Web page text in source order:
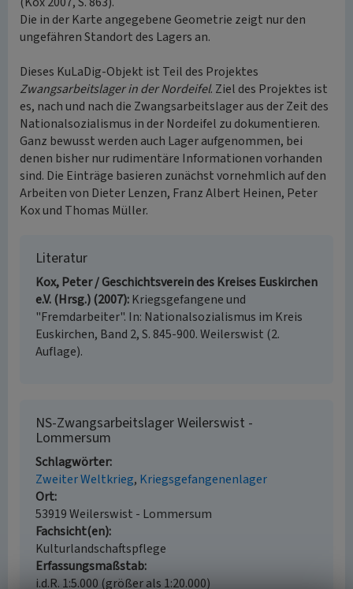
Die in der Karte angegebene Geometrie zeigt nur den
ungefähren Standort des Lagers an.
Dieses KuLaDig-Objekt ist Teil des Projektes
Zwangsarbeitslager in der Nordeifel. Ziel des Projektes ist
es, nach und nach die Zwangsarbeitslager aus der Zeit des
Nationalsozialismus in der Nordeifel zu dokumentieren.
Ganz bewusst werden auch Lager aufgenommen, bei
denen bisher nur rudimentäre Informationen vorhanden
sind. Die Einträge basieren zunächst vornehmlich auf den
Arbeiten von Dieter Lenzen, Franz Albert Heinen, Peter
Kox und Thomas Müller.
Literatur
Kox, Peter / Geschichtsverein des Kreises Euskirchen
e.V. (Hrsg.) (2007) Kriegsgefangene und
"Fremdarbeiter". In: Nationalsozialismus im Kreis
Euskirchen, Band 2, S. 845-900. Weilerswist (2.
Auflage).
NS-Zwangsarbeitslager Weilerswist -
Lommersum
Schlagwörter
Zweiter Weltkrieg Kriegsgefangenenlager
Ort
53919 Weilerswist - Lommersum
Fachsicht(en)
Kulturlandschaftspflege
Erfassungsmaßstab
i.d.R. 1:5.000 (größer als 1:20.000)